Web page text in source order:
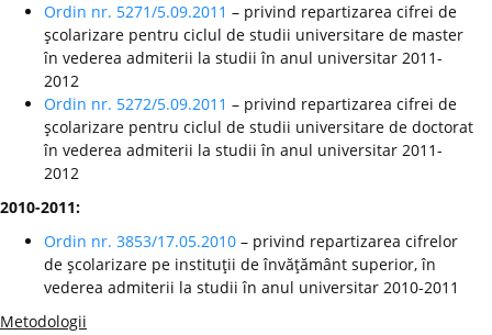
Ordin nr. 5271/5.09.2011 – privind repartizarea cifrei de
şcolarizare pentru ciclul de studii universitare de master
în vederea admiterii la studii în anul universitar 2011-
2012
Ordin nr. 5272/5.09.2011 – privind repartizarea cifrei de
şcolarizare pentru ciclul de studii universitare de doctorat
în vederea admiterii la studii în anul universitar 2011-
2012
2010-2011:
Ordin nr. 3853/17.05.2010 – privind repartizarea cifrelor
de şcolarizare pe instituţii de învăţământ superior, în
vederea admiterii la studii în anul universitar 2010-2011
Metodologii